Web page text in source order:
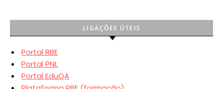
LIGAÇÕES ÚTEIS
Portal RBE
Portal PNL
Portal EduQA